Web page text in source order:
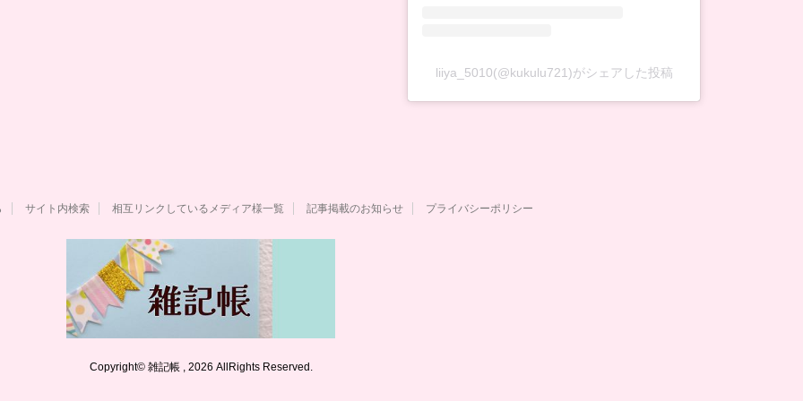
liiya_5010(@kukulu721)がシェアした投稿
サイト内検索 相互リンクしているメディア様一覧 記事掲載のお知らせ プライバシーポリシー
Copyright© 雑記帳 , 2026 AllRights Reserved.